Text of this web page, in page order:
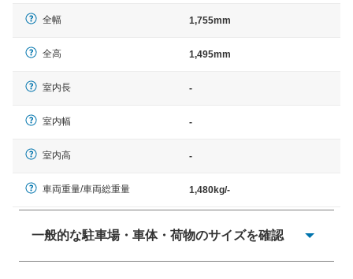
全幅 1,755mm
全高 1,495mm
室内長 -
室内幅 -
室内高 -
車両重量/車両総重量 1,480kg/-
一般的な駐車場・車体・荷物のサイズを確認